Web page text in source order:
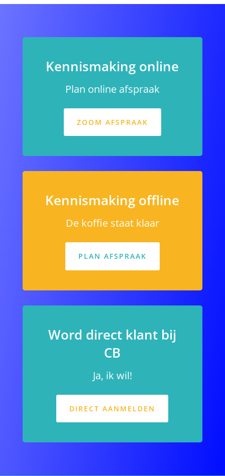
Kennismaking online
Plan online afspraak
ZOOM AFSPRAAK
Kennismaking offline
De koffie staat klaar
PLAN AFSPRAAK
Word direct klant bij
CB
Ja, ik wil!
DIRECT AANMELDEN